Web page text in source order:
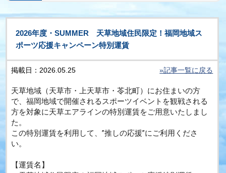
2026年度・SUMMER 天草地域住民限定！福岡地域ス
ポーツ応援キャンペーン特別運賃
掲載日：2026.05.25 »記事一覧に戻る
天草地域（天草市・上天草市・苓北町）にお住まいの方
で、福岡地域で開催されるスポーツイベントを観戦される
方を対象に天草エアラインの特別運賃をご用意いたしまし
た。
この特別運賃を利用 して、”推しの応援”にご利用くださ
い。
【運賃名】